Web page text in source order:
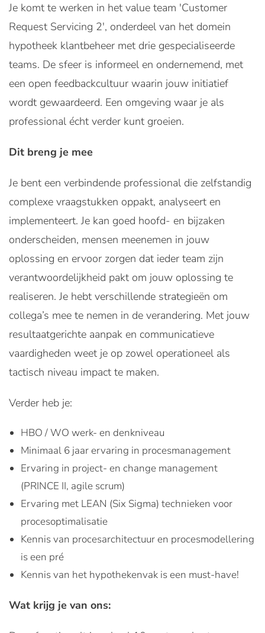
Je komt te werken in het value team 'Customer
Request Servicing 2', onderdeel van het domein
hypotheek klantbeheer met drie gespecialiseerde
teams. De sfeer is informeel en ondernemend, met
een open feedbackcultuur waarin jouw initiatief
wordt gewaardeerd. Een omgeving waar je als
professional écht verder kunt groeien.
Dit breng je mee
Je bent een verbindende professional die zelfstandig
complexe vraagstukken oppakt, analyseert en
implementeert. Je kan goed hoofd- en bijzaken
onderscheiden, mensen meenemen in jouw
oplossing en ervoor zorgen dat ieder team zijn
verantwoordelijkheid pakt om jouw oplossing te
realiseren. Je hebt verschillende strategieën om
collega’s mee te nemen in de verandering. Met jouw
resultaatgerichte aanpak en communicatieve
vaardigheden weet je op zowel operationeel als
tactisch niveau impact te maken.
Verder heb je:
HBO / WO werk- en denkniveau
Minimaal 6 jaar ervaring in procesmanagement
Ervaring in project- en change management
(PRINCE II, agile scrum)
Ervaring met LEAN (Six Sigma) technieken voor
procesoptimalisatie
Kennis van procesarchitectuur en procesmodellering
is een pré
Kennis van het hypothekenvak is een must-have!
Wat krijg je van ons: